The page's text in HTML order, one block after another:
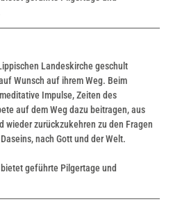
Landeskirche geschult
Wunsch auf ihrem Weg. Beim
Impulse, Zeiten des
auf dem Weg dazu beitragen, aus
wieder zurückzukehren zu den Fragen
nach Gott und der Welt.
geführte Pilgertage und